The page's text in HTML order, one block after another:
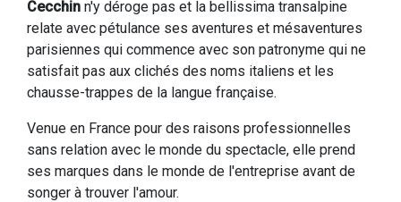
Cecchin n'y déroge pas et la bellissima transalpine
relate avec pétulance ses aventures et mésaventures
parisiennes qui commence avec son patronyme qui ne
satisfait pas aux clichés des noms italiens et les
chausse-trappes de la langue française.
Venue en France pour des raisons professionnelles
sans relation avec le monde du spectacle, elle prend
ses marques dans le monde de l'entreprise avant de
songer à trouver l'amour.